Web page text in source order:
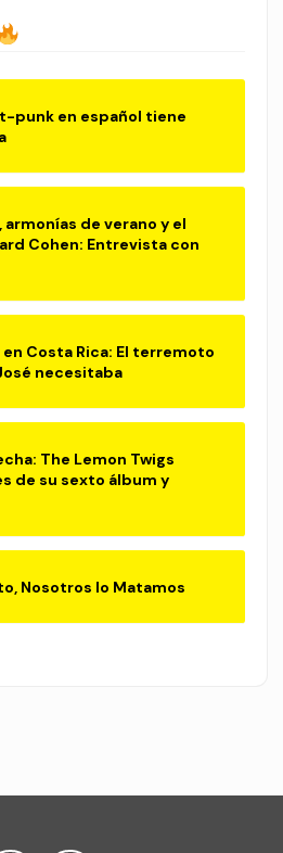
punk en español tiene
armonías de verano y el
Cohen: Entrevista con
Costa Rica: El terremoto
necesitaba
The Lemon Twigs
de su sexto álbum y
Nosotros lo Matamos